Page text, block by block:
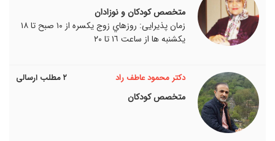
متخصص کودکان و نوزادان
زمان پذیرایی: روزهاي زوج يکسره از ١٠ صبح تا ١٨
يکشنبه ها از ساعت ١٦ تا ٢٠
دکتر محمود عاطف راد ۲ مطلب ارسالی
متخصص کودکان